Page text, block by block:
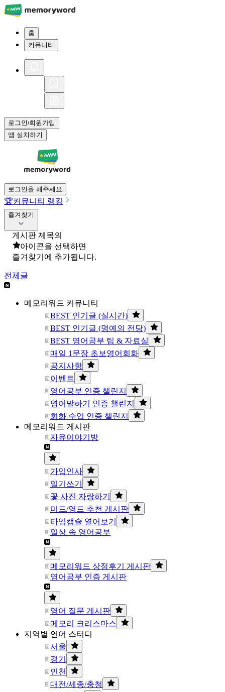
홈
커뮤니티
로그인/회원가입
앱 설치하기
로그인을 해주세요
🏆커뮤니티 랭킹
즐겨찾기
게시판 제목의
아이콘을 선택하면
즐겨찾기에 추가됩니다.
전체글
메모리워드 커뮤니티
BEST 인기글 (실시간)
BEST 인기글 (명예의 전당)
BEST 영어공부 팁 & 자료실
매일 1문장 초보영어회화
공지사항
이벤트
영어공부 인증 챌린지
영어말하기 인증 챌린지
회화 수업 인증 챌린지
메모리워드 게시판
자유이야기방
가입인사
일기쓰기
꽃 사진 자랑하기
미드/영드 추천 게시판
타임캡슐 열어보기
일상 속 영어공부
메모리워드 상점후기 게시판
영어공부 인증 게시판
영어 질문 게시판
메모리 크리스마스
지역별 언어 스터디
서울
경기
인천
대전/세종/충청